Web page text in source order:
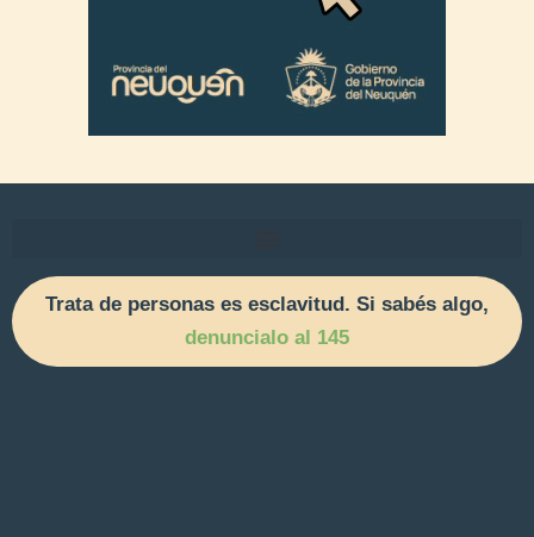
Trata de personas es esclavitud. Si sabés algo,
denuncialo al 145